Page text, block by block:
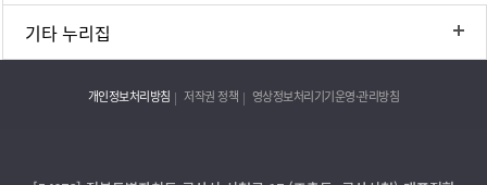
기타 누리집
개인정보처리방침 저작권 정책 영상정보처리기기운영·관리방침